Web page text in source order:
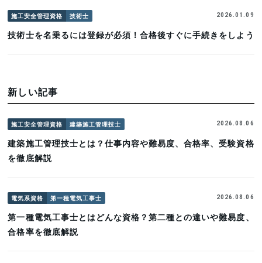
施工安全管理資格 技術士 2026.01.09
技術士を名乗るには登録が必須！合格後すぐに手続きをしよう
新しい記事
施工安全管理資格 建築施工管理技士 2026.08.06
建築施工管理技士とは？仕事内容や難易度、合格率、受験資格
を徹底解説
電気系資格 第一種電気工事士 2026.08.06
第一種電気工事士とはどんな資格？第二種との違いや難易度、
合格率を徹底解説